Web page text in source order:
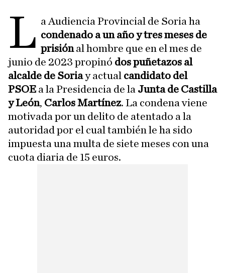
L a Audiencia Provincial de Soria ha
condenado a un año y tres meses de
prisiónal hombre que en el mes de
junio de 2023 propinó dos puñetazos al
alcalde de Soriay actual candidato del
PSOE a la Presidencia de la Junta de Castilla
y León, Carlos Martínez. La condena viene
motivada por un delito de atentado a la
autoridad por el cual también le ha sido
impuesta una multa de siete meses con una
cuota diaria de 15 euros.